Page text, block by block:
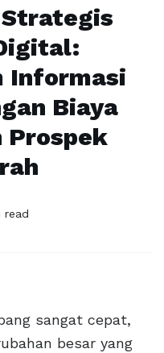
Informasi
Biaya
Prospek
read
sangat cepat,
besar yang